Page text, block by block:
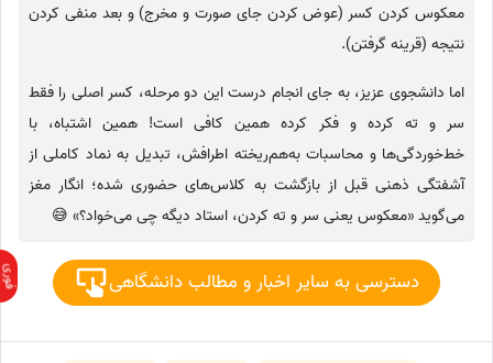
معکوس کردن کسر (عوض کردن جای صورت و مخرج) و بعد منفی کردن
نتیجه (قرینه گرفتن).
اما دانشجوی عزیز، به جای انجام درست این دو مرحله، کسر اصلی را فقط
سر و ته کرده و فکر کرده همین کافی است! همین اشتباه، با
خط‌خوردگی‌ها و محاسبات به‌هم‌ریخته اطرافش، تبدیل به نماد کاملی از
آشفتگی ذهنی قبل از بازگشت به کلاس‌های حضوری شده؛ انگار مغز
می‌گوید «معکوس یعنی سر و ته کردن، استاد دیگه چی می‌خواد؟» 😅
دسترسی به سایر اخبار و مطالب دانشگاهی